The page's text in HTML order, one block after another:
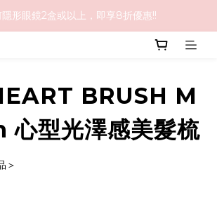
物滿HK$1,000免順豐運費
形眼鏡2盒或以上，即享8折優惠!!
BRUSH M
型光澤感美髮梳
＞